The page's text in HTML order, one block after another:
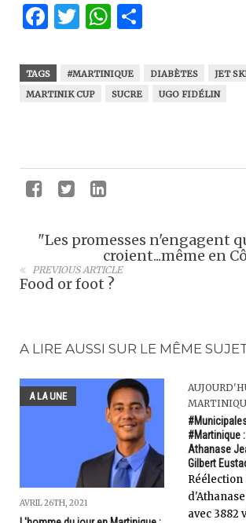
Facebook
Twitter
WhatsApp
TAGS #MARTINIQUE DIABÈTES JET
MARTINIK CUP
SUCRE UGO FIDÉLIN
"Les promesses n'engagent
croient...même en
PREVIOUS ARTICLE
Food or foot ?
A LIRE AUSSI SUR LE MÊME
A LA UNE
AVRIL 26TH, 2021
#Martinique
Athanase
Gilbert
Réélection
avec 3882